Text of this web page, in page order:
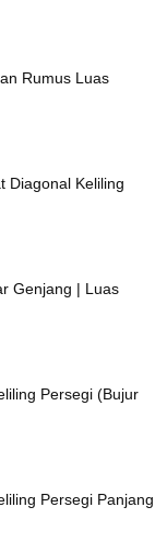
Rumus Luas
Diagonal Keliling
Genjang | Luas
Persegi (Bujur
Persegi Panjang